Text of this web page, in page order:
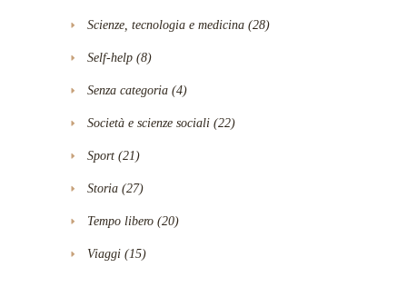
Scienze, tecnologia e medicina (28)
Self-help (8)
Senza categoria (4)
Società e scienze sociali (22)
Sport (21)
Storia (27)
Tempo libero (20)
Viaggi (15)